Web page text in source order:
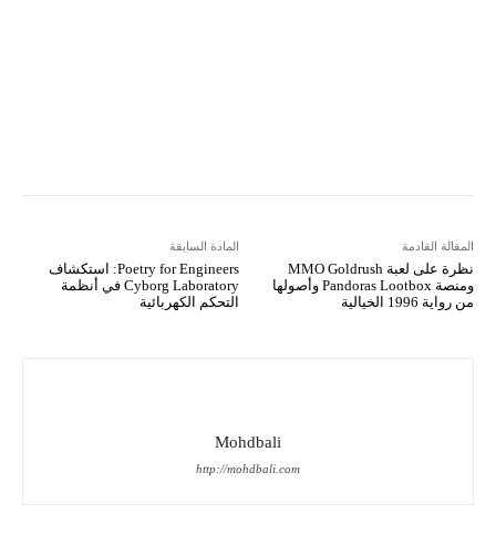
المادة السابقة
Poetry for Engineers: استكشاف
Cyborg Laboratory في أنظمة
التحكم الكهربائية
المقالة القادمة
نظرة على لعبة MMO Goldrush
ومنصة Pandoras Lootbox وأصولها
من رواية 1996 الخيالية
Mohdbali
http://mohdbali.com